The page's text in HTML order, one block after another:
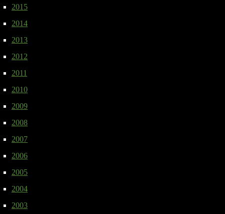
2015
2014
2013
2012
2011
2010
2009
2008
2007
2006
2005
2004
2003